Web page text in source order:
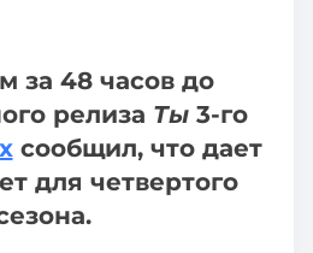
за 48 часов до
релиза Ты3-го
сообщил, что дает
для четвертого